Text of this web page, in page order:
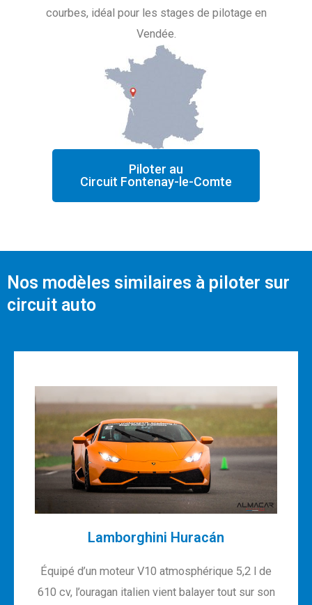
courbes, idéal pour les stages de pilotage en
Vendée.
Piloter au
Circuit Fontenay-le-Comte
Nos modèles similaires à piloter sur
circuit auto
Lamborghini Huracán
Équipé d’un moteur V10 atmosphérique 5,2 l de
610 cv, l’ouragan italien vient balayer tout sur son